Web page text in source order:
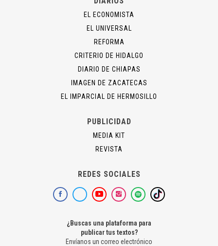
EL ECONOMISTA
EL UNIVERSAL
REFORMA
CRITERIO DE HIDALGO
DIARIO DE CHIAPAS
IMAGEN DE ZACATECAS
EL IMPARCIAL DE HERMOSILLO
PUBLICIDAD
MEDIA KIT
REVISTA
REDES SOCIALES
¿Buscas una plataforma para
publicar tus textos?
Envíanos un correo electrónico